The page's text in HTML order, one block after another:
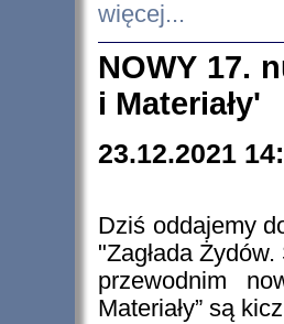
więcej...
NOWY 17.
i Materiały'
23.12.2021
Dziś oddajemy
"Zagłada
przewodnim
Materiały” są